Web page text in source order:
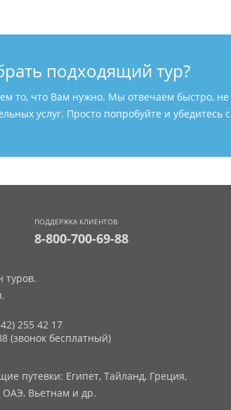
подходящий тур?
то, что Вам нужно. Мы отвечаем быстро,
услуг. Просто попробуйте и убедитесь
ПОДДЕРЖКА КЛИЕНТОВ
8-800-700-69-88
туров.
255 42 17
(звонок бесплатный)
путевки: Египет, Тайланд, Греция,
Вьетнам и др.